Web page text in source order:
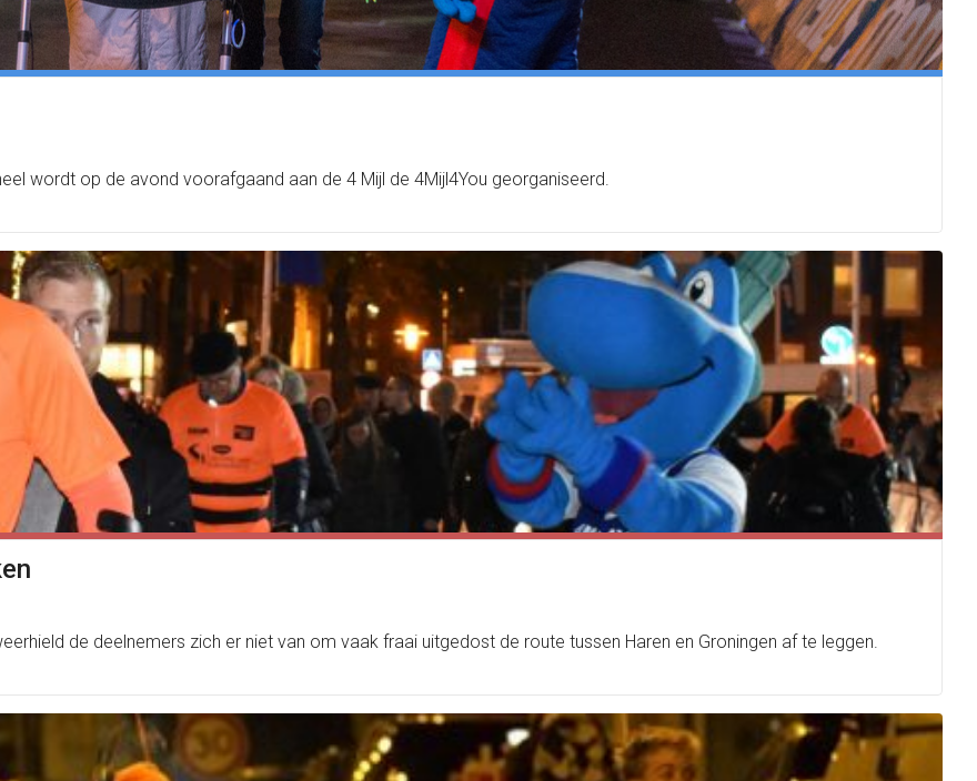
wordt op de avond voorafgaand aan de 4 Mijl de 4Mijl4You georganiseerd.
de deelnemers zich er niet van om vaak fraai uitgedost de route tussen Haren en Groningen af te leggen.